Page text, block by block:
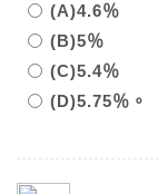
(A)4.6％
(B)5％
(C)5.4％
(D)5.75％。